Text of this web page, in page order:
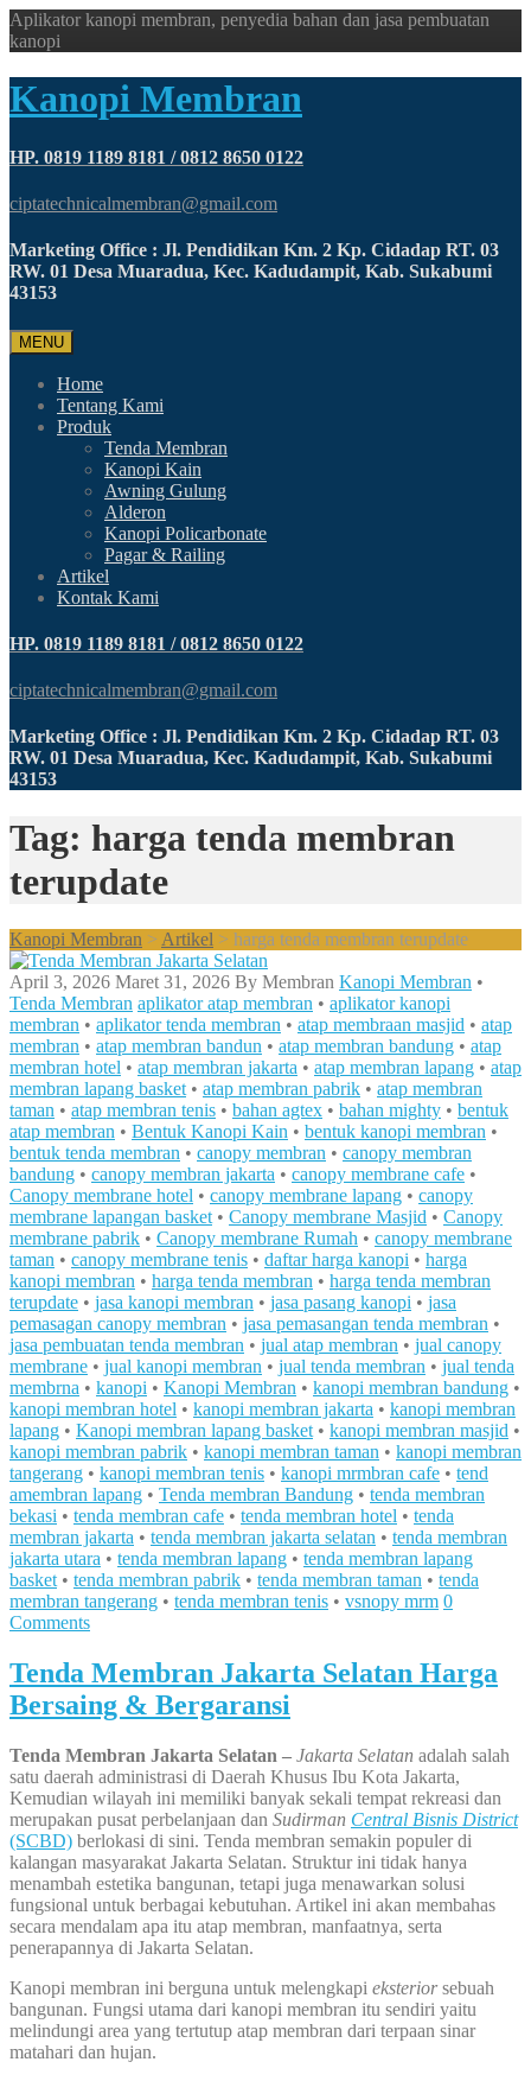
Aplikator kanopi membran, penyedia bahan dan jasa pembuatan
kanopi
Kanopi Membran
HP. 0819 1189 8181 / 0812 8650 0122
ciptatechnicalmembran@gmail.com
Marketing Office : Jl. Pendidikan Km. 2 Kp. Cidadap RT. 03
RW. 01 Desa Muaradua, Kec. Kadudampit, Kab. Sukabumi
43153
MENU
Home
Tentang Kami
Produk
Tenda Membran
Kanopi Kain
Awning Gulung
Alderon
Kanopi Policarbonate
Pagar & Railing
Artikel
Kontak Kami
HP. 0819 1189 8181 / 0812 8650 0122
ciptatechnicalmembran@gmail.com
Marketing Office : Jl. Pendidikan Km. 2 Kp. Cidadap RT. 03
RW. 01 Desa Muaradua, Kec. Kadudampit, Kab. Sukabumi
43153
Tag: harga tenda membran
terupdate
Kanopi Membran > Artikel > harga tenda membran terupdate
April 3, 2026 Maret 31, 2026 By Membran Kanopi Membran •
Tenda Membran aplikator atap membran • aplikator kanopi
membran • aplikator tenda membran • atap membraan masjid • atap
membran • atap membran bandun • atap membran bandung • atap
membran hotel • atap membran jakarta • atap membran lapang • atap
membran lapang basket • atap membran pabrik • atap membran
taman • atap membran tenis • bahan agtex • bahan mighty • bentuk
atap membran • Bentuk Kanopi Kain • bentuk kanopi membran •
bentuk tenda membran • canopy membran • canopy membran
bandung • canopy membran jakarta • canopy membrane cafe •
Canopy membrane hotel • canopy membrane lapang • canopy
membrane lapangan basket • Canopy membrane Masjid • Canopy
membrane pabrik • Canopy membrane Rumah • canopy membrane
taman • canopy membrane tenis • daftar harga kanopi • harga
kanopi membran • harga tenda membran • harga tenda membran
terupdate • jasa kanopi membran • jasa pasang kanopi • jasa
pemasagan canopy membran • jasa pemasangan tenda membran •
jasa pembuatan tenda membran • jual atap membran • jual canopy
membrane • jual kanopi membran • jual tenda membran • jual tenda
membrna • kanopi • Kanopi Membran • kanopi membran bandung •
kanopi membran hotel • kanopi membran jakarta • kanopi membran
lapang • Kanopi membran lapang basket • kanopi membran masjid •
kanopi membran pabrik • kanopi membran taman • kanopi membran
tangerang • kanopi membran tenis • kanopi mrmbran cafe • tend
amembran lapang • Tenda membran Bandung • tenda membran
bekasi • tenda membran cafe • tenda membran hotel • tenda
membran jakarta • tenda membran jakarta selatan • tenda membran
jakarta utara • tenda membran lapang • tenda membran lapang
basket • tenda membran pabrik • tenda membran taman • tenda
membran tangerang • tenda membran tenis • vsnopy mrm 0
Comments
Tenda Membran Jakarta Selatan Harga
Bersaing & Bergaransi
Tenda Membran Jakarta Selatan – Jakarta Selatan adalah salah
satu daerah administrasi di Daerah Khusus Ibu Kota Jakarta,
Kemudian wilayah ini memiliki banyak sekali tempat rekreasi dan
merupakan pusat perbelanjaan dan Sudirman Central Bisnis District
(SCBD) berlokasi di sini. Tenda membran semakin populer di
kalangan masyarakat Jakarta Selatan. Struktur ini tidak hanya
menambah estetika bangunan, tetapi juga menawarkan solusi
fungsional untuk berbagai kebutuhan. Artikel ini akan membahas
secara mendalam apa itu atap membran, manfaatnya, serta
penerapannya di Jakarta Selatan.
Kanopi membran ini berguna untuk melengkapi eksteriorsebuah
bangunan. Fungsi utama dari kanopi membran itu sendiri yaitu
melindungi area yang tertutup atap membran dari terpaan sinar
matahari dan hujan.